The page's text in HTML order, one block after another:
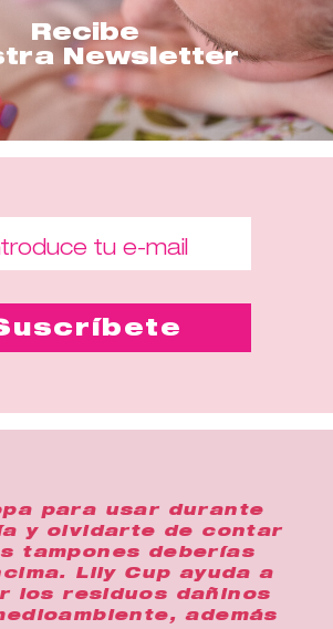
Recibe
Newsletter
para usar durante
y olvidarte de contar
tampones deberías
Lily Cup ayuda a
los residuos dañinos
además